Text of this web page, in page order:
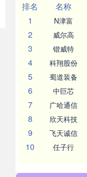
排名
名称
1
N津富
2 威尔高
3 锴威特
4 科翔股份
5 蜀道装备
6 中巨芯
7 广哈通信
8 欣天科技
9 飞天诚信
10 任子行